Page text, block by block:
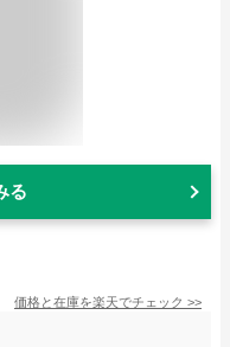
る
価格と在庫を楽天でチェック >>